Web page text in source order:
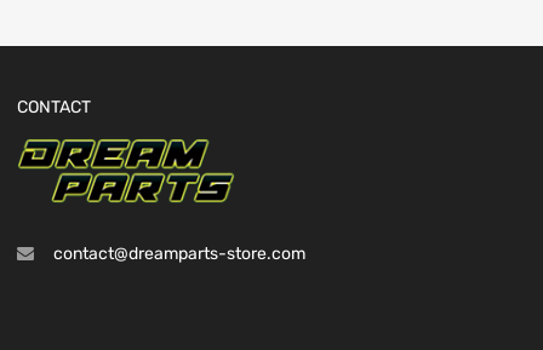
CONTACT
contact@dreamparts-store.com